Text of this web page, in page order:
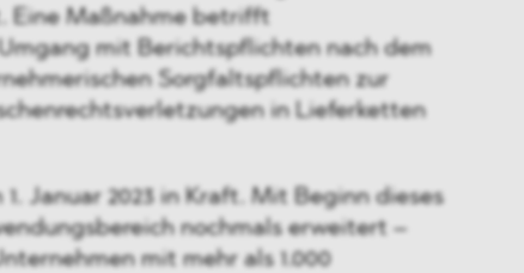
Eine Maßnahme betrifft
mit Berichtspflichten nach dem
Sorgfaltspflichten zur
in Lieferketten
Januar 2023 in Kraft. Mit Beginn dieses
nochmals erweitert –
mit mehr als 1.000